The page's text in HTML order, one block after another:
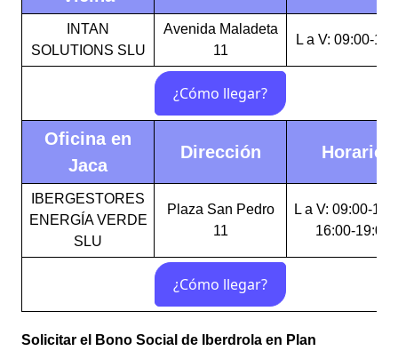
INTAN
SOLUTIONS SLU
Avenida Maladeta
11
L a V: 09:00-
Oficina en
Jaca
Dirección Horario
IBERGESTORES
ENERGÍA VERDE
SLU
Plaza San Pedro
11
L a V: 09:00-
16:00-19:00
Solicitar el Bono Social de Iberdrola en Plan